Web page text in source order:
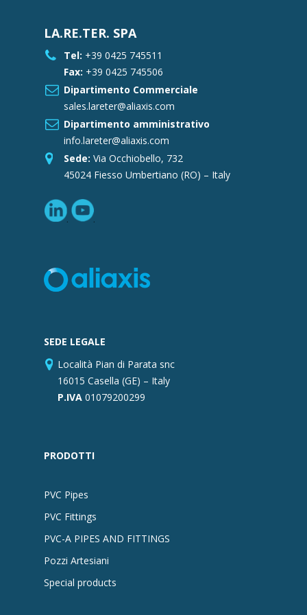
LA.RE.TER. SPA
Tel: +39 0425 745511
Fax: +39 0425 745506
Dipartimento Commerciale
sales.lareter@aliaxis.com
Dipartimento amministrativo
info.lareter@aliaxis.com
Sede: Via Occhiobello, 732
45024 Fiesso Umbertiano (RO) – Italy
SEDE LEGALE
Località Pian di Parata snc
16015 Casella (GE) – Italy
P.IVA 01079200299
PRODOTTI
PVC Pipes
PVC Fittings
PVC-A PIPES AND FITTINGS
Pozzi Artesiani
Special products